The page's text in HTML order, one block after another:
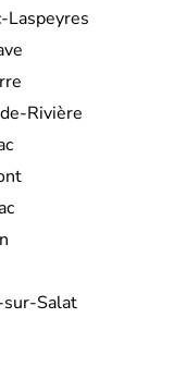
Laspeyres
Rivière
sur-Salat